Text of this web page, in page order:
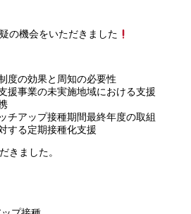
の機会をいただきました
度の効果と周知の必要性
援事業の未実施地域における支援
チアップ接種期間最終年度の取組
する定期接種化支援
きました。